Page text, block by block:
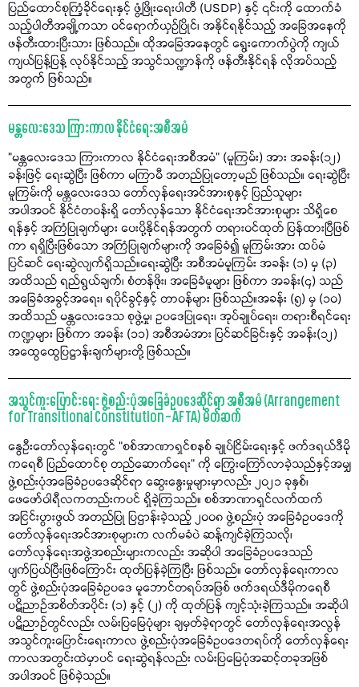
ပြည်ထောင်စုကြံ့ခိုင်ရေးနှင့် ဖွံ့ဖြိုးရေးပါတီ (USDP) နှင့် ၎င်းကို ထောက်ခံ
သည့်ပါတီအချို့ကသာ ဝင်ရောက်ယှဉ်ပြိုင်၊ အနိုင်ရနိုင်သည့် အခြေအနေကို
ဖန်တီးထားပြီးသား ဖြစ်သည်။ ထိုအခြေအနေတွင် ရွေးကောက်ပွဲကို ကျယ်
ကျယ်ပြန့်ပြန့် လုပ်နိုင်သည့် အသွင်သဏ္ဍာန်ကို ဖန်တီးနိုင်ရန် လိုအပ်သည့်
အတွက် ဖြစ်သည်။
မန္တလေးဒေသ ကြားကာလ နိုင်ငံရေးအစီအမံ
“မန္တလေးဒေသ ကြားကာလ နိုင်ငံရေးအစီအမံ” (မူကြမ်း) အား အခန်း(၁၂)
ခန်းဖြင့် ရေးဆွဲပြီး ဖြစ်ကာ မကြာမီ အတည်ပြုတော့မည် ဖြစ်သည်။ ရေးဆွဲပြီး
မူကြမ်းကို မန္တလေးဒေသ တော်လှန်ရေးအင်အားစုနှင့် ပြည်သူများ
အပါအဝင် နိုင်ငံတဝန်းရှိ တော်လှန်သော နိုင်ငံရေးအင်အားစုများ သိရှိစေ
ရန်နှင့် အကြံပြုချက်များ ပေးပို့နိုင်ရန်အတွက် တရားဝင်ထုတ် ပြန်ထားပြီဖြစ်
ကာ ရရှိပြီးဖြစ်သော အကြံပြုချက်များကို အခြေခံ၍ မူကြမ်းအား ထပ်မံ
ပြင်ဆင် ရေးဆွဲလျက်ရှိသည်။ရေးဆွဲပြီး အစီအမံမူကြမ်း အခန်း (၁) မှ (၃)
အထိသည် ရည်ရွယ်ချက်၊ စံတန်ဖိုး၊ အခြေခံမူများ ဖြစ်ကာ အခန်း(၄) သည်
အခြေခံအခွင့်အရေး၊ ရပိုင်ခွင့်နှင့် တာဝန်များ ဖြစ်သည်။အခန်း (၅) မှ (၁၀)
အထိသည် မန္တလေးဒေသ စုဖွဲ့မှု၊ ဥပဒေပြုရေး၊ အုပ်ချုပ်ရေး၊ တရားစီရင်ရေး
ကဏ္ဍများ ဖြစ်ကာ အခန်း (၁၁) အစီအမံအား ပြင်ဆင်ခြင်းနှင့် အခန်း(၁၂)
အထွေထွေပြဋ္ဌာန်းချက်များတို့ ဖြစ်သည်။
အသွင်ကူးပြောင်းရေး ဖွဲ့စည်းပုံအခြေခံဥပဒေဆိုင်ရာ အစီအမံ (Arrangement
for Transitional Constitution – AFTA) မိတ်ဆက်
နွေဦးတော်လှန်ရေးတွင် “စစ်အာဏာရှင်စနစ် ချုပ်ငြိမ်းရေးနှင့် ဖက်ဒရယ်ဒီမို
ကရေစီ ပြည်ထောင်စု တည်ဆောက်ရေး” ကို ကြွေးကြော်လာခဲ့သည်နှင့်အမျှ
ဖွဲ့စည်းပုံအခြေခံဥပဒေဆိုင်ရာ ဆွေးနွေးမှုများမှာလည်း ၂၀၂၁ ခုနှစ်၊
ဖေဖော်ဝါရီလကတည်းကပင် ရှိခဲ့ကြသည်။ စစ်အာဏာရှင်လက်ထက်
အငြင်းပွားဖွယ် အတည်ပြု ပြဌာန်းခဲ့သည့် ၂၀၀၈ ဖွဲ့စည်းပုံ အခြေခံဥပဒေကို
တော်လှန်ရေးအင်အားစုများက လက်မခံပဲ ဆန့်ကျင်ခဲ့ကြသလို၊
တော်လှန်ရေးအဖွဲ့အစည်းများကလည်း အဆိုပါ အခြေခံဥပဒေသည်
ပျက်ပြယ်ပြီးဖြစ်ကြောင်း ထုတ်ပြန်ခဲ့ကြပြီး ဖြစ်သည်။ တော်လှန်ရေးကာလ
တွင် ဖွဲ့စည်းပုံအခြေခံဥပဒေ မူဘောင်တရပ်အဖြစ် ဖက်ဒရယ်ဒီမိုကရေစီ
ပဋိညာဉ်အစိတ်အပိုင်း (၁) နှင့် (၂) ကို ထုတ်ပြန် ကျင့်သုံးခဲ့ကြသည်။ အဆိုပါ
ပဋိညာဉ်တွင်လည်း လမ်းပြမြေပုံများ ချမှတ်ခဲ့ရာတွင် တော်လှန်ရေးအလွန်
အသွင်ကူးပြောင်းရေးကာလ ဖွဲ့စည်းပုံအခြေခံဥပဒေတရပ်ကို တော်လှန်ရေး
ကာလအတွင်းထဲမှာပင် ရေးဆွဲရန်လည်း လမ်းပြမြေပုံအဆင့်တခုအဖြစ်
အပါအဝင် ဖြစ်ခဲ့သည်။